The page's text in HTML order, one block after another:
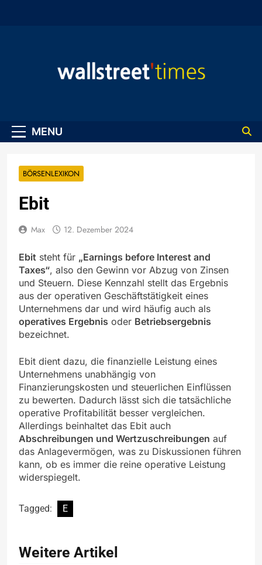
MENU
BÖRSENLEXIKON
Ebit
Max 12. Dezember 2024
Ebit steht für „Earnings before Interest and
Taxes“, also den Gewinn vor Abzug von Zinsen
und Steuern. Diese Kennzahl stellt das Ergebnis
aus der operativen Geschäftstätigkeit eines
Unternehmens dar und wird häufig auch als
operatives Ergebnis oder Betriebsergebnis
bezeichnet.
Ebit dient dazu, die finanzielle Leistung eines
Unternehmens unabhängig von
Finanzierungskosten und steuerlichen Einflüssen
zu bewerten. Dadurch lässt sich die tatsächliche
operative Profitabilität besser vergleichen.
Allerdings beinhaltet das Ebit auch
Abschreibungen und Wertzuschreibungen auf
das Anlagevermögen, was zu Diskussionen führen
kann, ob es immer die reine operative Leistung
widerspiegelt.
Tagged: E
Weitere Artikel